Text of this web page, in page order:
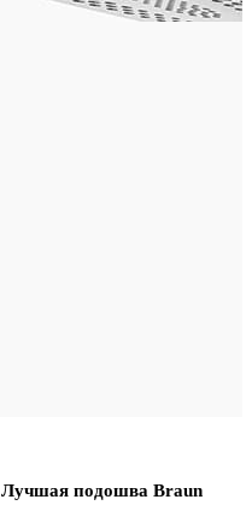
Лучшая подошва Braun